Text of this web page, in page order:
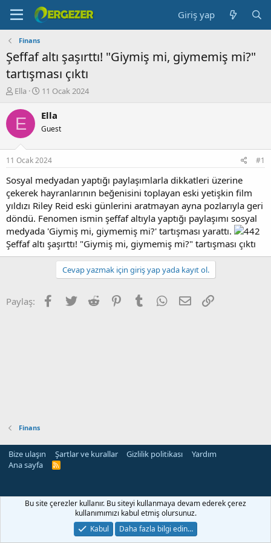
Giriş yap
Finans
Şeffaf altı şaşırttı! "Giymiş mi, giymemiş mi?"
tartışması çıktı
K
n
b
u
u
b
a
ş
l
a
t
a
n
Ella
B
ş
a
g
ı
ç
t
a
r
i
h
i
11 Ocak 2024
E Ella
Guest
11 Ocak 2024 #1
Sosyal medyadan yaptığı paylaşımlarla dikkatleri üzerine
çekerek hayranlarının beğenisini toplayan eski yetişkin film
yıldızı Riley Reid eski günlerini aratmayan ayna pozlarıyla geri
döndü. Fenomen ismin şeffaf altıyla yaptığı paylaşımı sosyal
medyada 'Giymiş mi, giymemiş mi?' tartışması yarattı.
Şeffaf altı şaşırttı! "Giymiş mi, giymemiş mi?" tartışması çıktı
Cevap yazmak için giriş yap yada kayıt ol.
Paylaş: Facebook
Twitter Reddit PinterestTumblr WhatsApp
E-posta
Finans
Bize ulaşın Şartlar ve kurallar Gizlilik politikası
Yardım
Ana sayfa
R
Bu site çerezler kullanır. Bu siteyi kullanmaya devam ederek çerez
kullanımımızı kabul etmiş olursunuz.
Kabul
Daha fazla bilgi edin…